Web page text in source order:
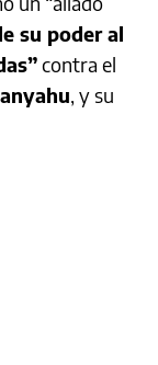
su poder al
contra el
, y su